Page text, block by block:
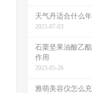
天气丹适合什么年
2023-07-03
石栗坚果油酸乙
作用
2023-05-26
雅萌美容仪怎么